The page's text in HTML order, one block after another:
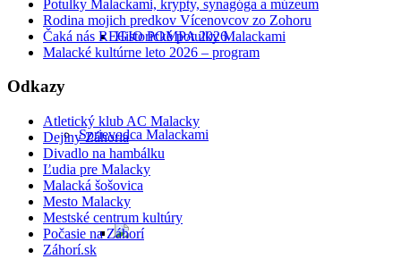
Historické potulky Malackami
Sprievodca Malackami
Potulky Malackami, krypty, synagóga a múzeum
Rodina mojich predkov Vícenovcov zo Zohoru
Čaká nás REGIO POMPA 2026
Malacké kultúrne leto 2026 – program
Odkazy
Atletický klub AC Malacky
Dejiny Záhoria
Divadlo na hambálku
Ľudia pre Malacky
Malacká šošovica
Mesto Malacky
Mestské centrum kultúry
Počasie na Záhorí
Záhorí.sk